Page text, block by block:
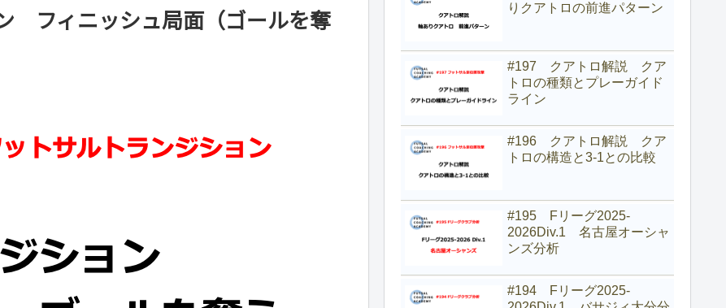
フィニッシュ局面（ゴールを奪
りクアトロの前進パターン
#197 クアトロ解説 クア
トロの種類とプレーガイド
ライン
#196 クアトロ解説 クア
トロの構造と3-1との比較
#195 Fリーグ2025-
2026Div.1 名古屋オーシャ
ンズ分析
#194 Fリーグ2025-